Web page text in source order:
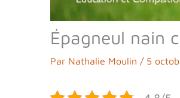
Épagneul nain
Par Nathalie Moulin / 5